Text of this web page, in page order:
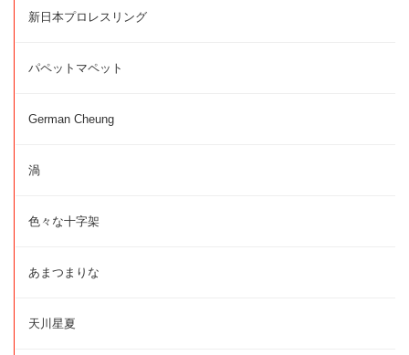
新日本プロレスリング
パペットマペット
German Cheung
渦
色々な十字架
あまつまりな
天川星夏